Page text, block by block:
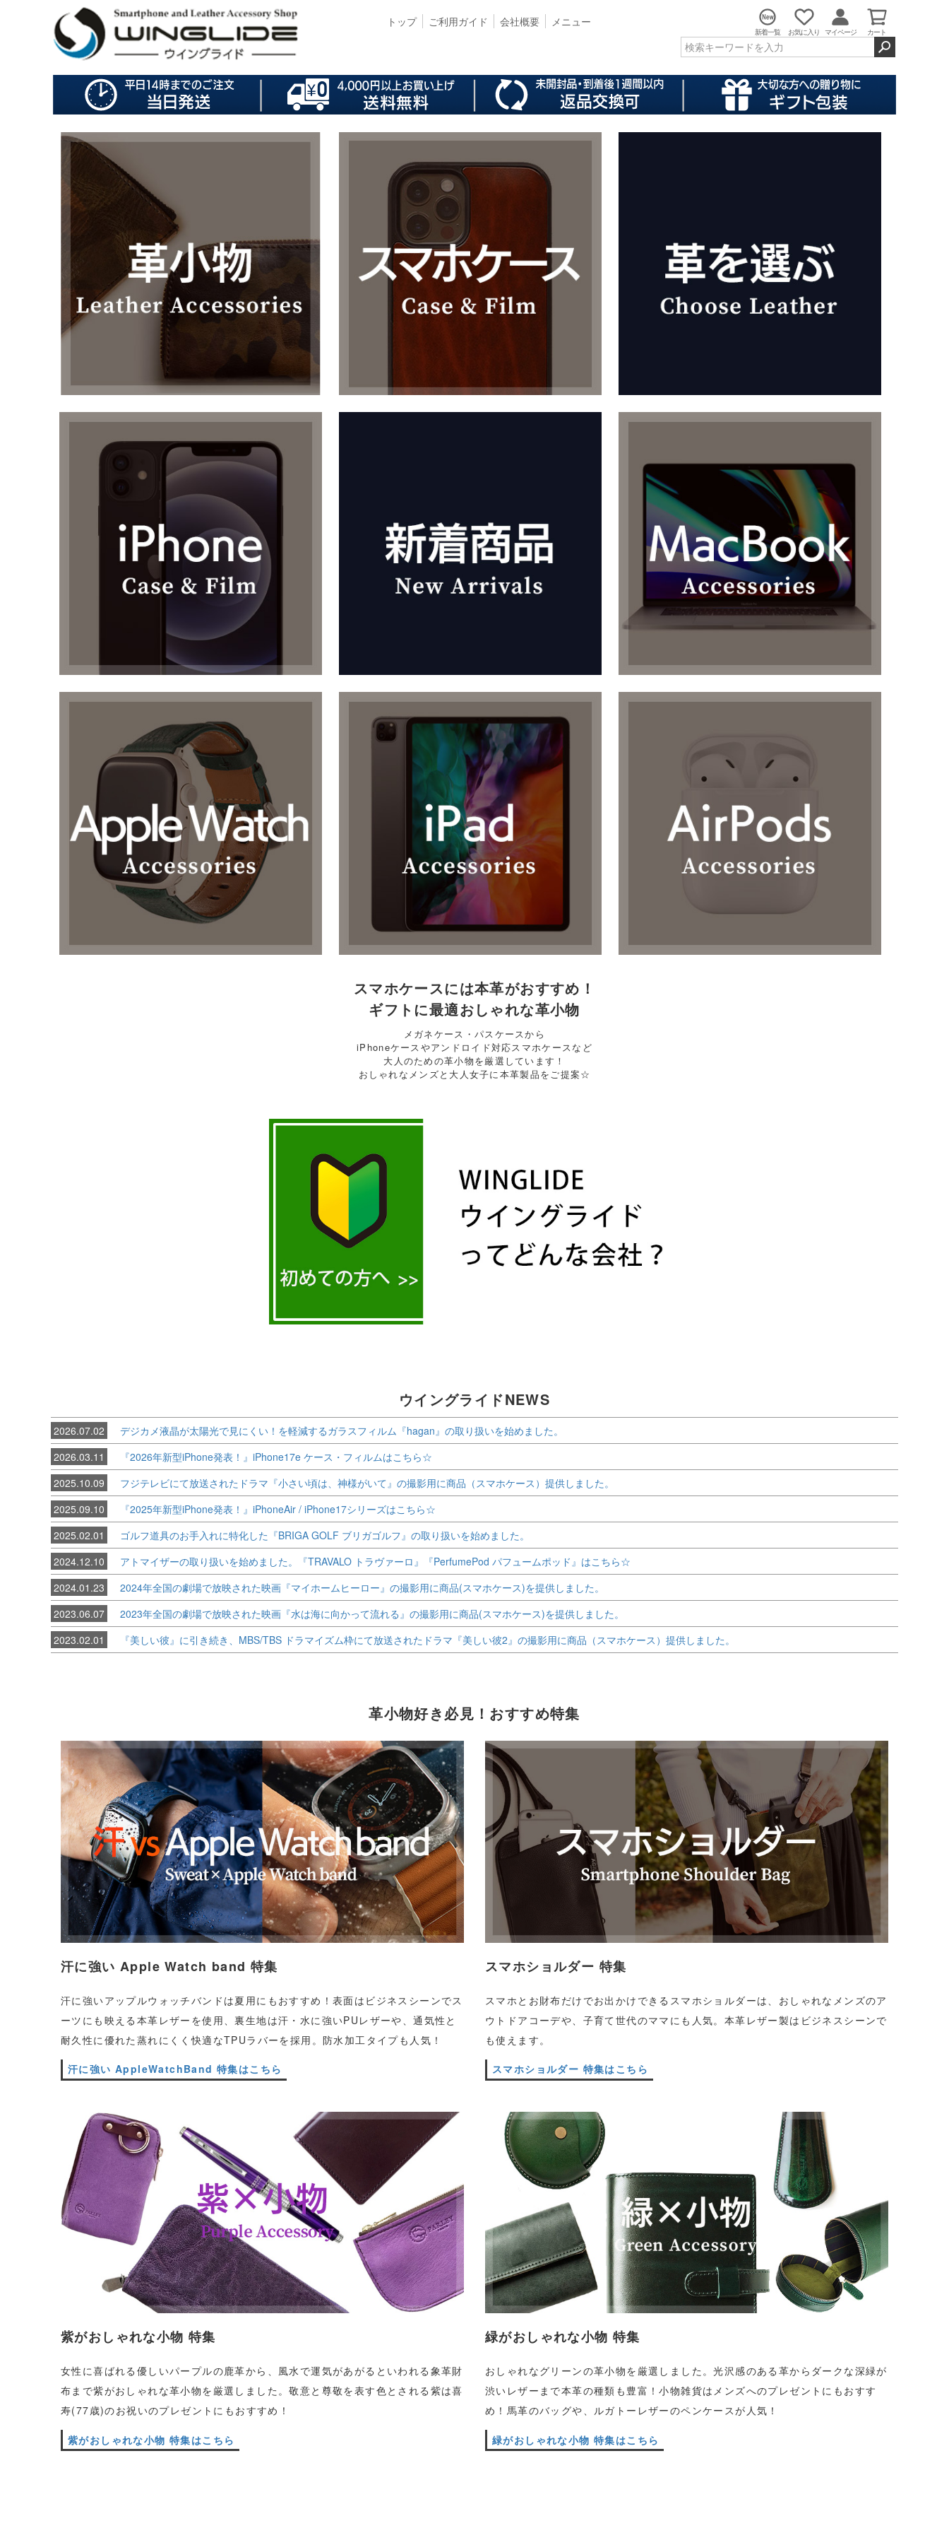
トップ ご利用ガイド 会社概要 メニュー
新着一覧 お気に入り マイページ カート
スマホケースには本革がおすすめ！
ギフトに最適おしゃれな革小物
メガネケース・パスケースから
iPhoneケースやアンドロイド対応スマホケースなど
大人のための革小物を厳選しています！
おしゃれなメンズと大人女子に本革製品をご提案☆
ウイングライドNEWS
2026.07.02
デジカメ液晶が太陽光で見にくい！を軽減するガラスフィルム『hagan』の取り扱いを始めました。
2026.03.11
『2026年新型iPhone発表！』iPhone17e ケース・フィルムはこちら☆
2025.10.09
フジテレビにて放送されたドラマ『小さい頃は、神様がいて』の撮影用に商品（スマホケース）提供しました。
2025.09.10
『2025年新型iPhone発表！』iPhoneAir / iPhone17シリーズはこちら☆
2025.02.01
ゴルフ道具のお手入れに特化した『BRIGA GOLF ブリガゴルフ』の取り扱いを始めました。
2024.12.10
アトマイザーの取り扱いを始めました。『TRAVALO トラヴァーロ』『PerfumePod パフュームポッド』はこちら☆
2024.01.23
2024年全国の劇場で放映された映画『マイホームヒーロー』の撮影用に商品(スマホケース)を提供しました。
2023.06.07
2023年全国の劇場で放映された映画『水は海に向かって流れる』の撮影用に商品(スマホケース)を提供しました。
2023.02.01
『美しい彼』に引き続き、MBS/TBS ドラマイズム枠にて放送されたドラマ『美しい彼2』の撮影用に商品（スマホケース）提供しました。
革小物好き必見！おすすめ特集
汗に強い Apple Watch band 特集
汗に強いアップルウォッチバンドは夏用にもおすすめ！表面はビジネスシーンでス
ーツにも映える本革レザーを使用、裏生地は汗・水に強いPUレザーや、通気性と
耐久性に優れた蒸れにくく快適なTPUラバーを採用。防水加工タイプも人気！
汗に強い AppleWatchBand 特集はこちら
スマホショルダー 特集
スマホとお財布だけでお出かけできるスマホショルダーは、おしゃれなメンズのア
ウトドアコーデや、子育て世代のママにも人気。本革レザー製はビジネスシーンで
も使えます。
スマホショルダー 特集はこちら
紫がおしゃれな小物 特集
女性に喜ばれる優しいパープルの鹿革から、風水で運気があがるといわれる象革財
布まで紫がおしゃれな革小物を厳選しました。敬意と尊敬を表す色とされる紫は喜
寿(77歳)のお祝いのプレゼントにもおすすめ！
紫がおしゃれな小物 特集はこちら
緑がおしゃれな小物 特集
おしゃれなグリーンの革小物を厳選しました。光沢感のある革からダークな深緑が
渋いレザーまで本革の種類も豊富！小物雑貨はメンズへのプレゼントにもおすす
め！馬革のバッグや、ルガトーレザーのペンケースが人気！
緑がおしゃれな小物 特集はこちら